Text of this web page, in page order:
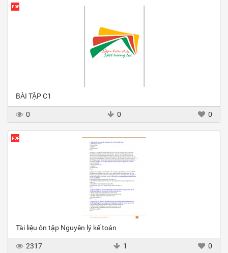
BÀI TẬP C1
0 0 0
Tài liệu ôn tập Nguyên lý kế toán
2317 1 0